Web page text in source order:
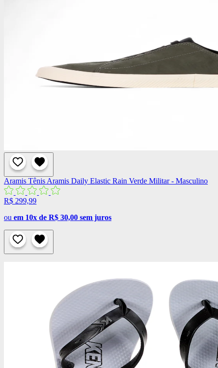
Aramis Tênis Aramis Daily Elastic Rain Verde Militar - Masculino
R$ 299,99
ou em 10x de R$ 30,00 sem juros